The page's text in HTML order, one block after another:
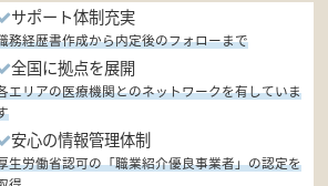
サポート体制充実
務経歴書作成から内定後のフォローまで
全国に拠点を展開
エリアの医療機関とのネットワークを有していま
安心の情報管理体制
生労働省認可の「職業紹介優良事業者」の認定を